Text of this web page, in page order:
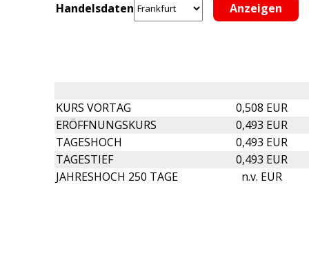
Handelsdaten
KURS VORTAG
0,508 EUR
ERÖFFNUNGSKURS
0,493 EUR
TAGESHOCH
0,493 EUR
TAGESTIEF
0,493 EUR
JAHRESHOCH 250 TAGE
n.v. EUR